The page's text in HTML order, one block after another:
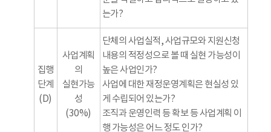
는가?
집행
단계
(D)
사업계획
의
실현가능
성
(30%)
단체의 사업실적, 사업규모와 지원신청
내용의 적정성으로 볼 때 실현 가능성이
높은 사업인가?
사업에 대한 재정운영계획은 현실성 있
게 수립되어 있는가?
조직과 운영인력 등 확보 등 사업계획 이
행 가능성은 어느 정도 인가?